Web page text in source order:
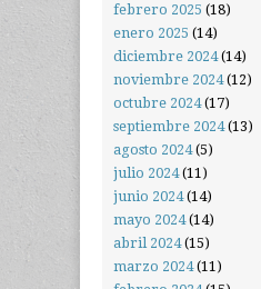
febrero 2025 (18)
enero 2025 (14)
diciembre 2024(14)
noviembre 2024(12)
octubre 2024(17)
septiembre 2024(13)
agosto 2024(5)
julio 2024(11)
junio 2024(14)
mayo 2024(14)
abril 2024(15)
marzo 2024(11)